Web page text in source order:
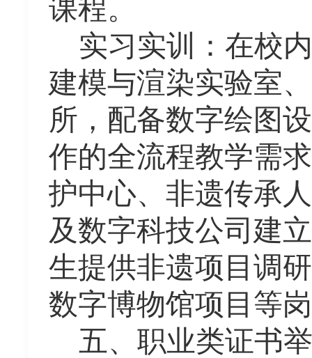
课程。
实习实训：在校
建模与渲染实验室
所，配备数字绘图
作的全流程教学需
护中心、 非遗传承
及数字科技公司建
生提供非遗项目调
数字博物馆项目等岗
五、职业类证书